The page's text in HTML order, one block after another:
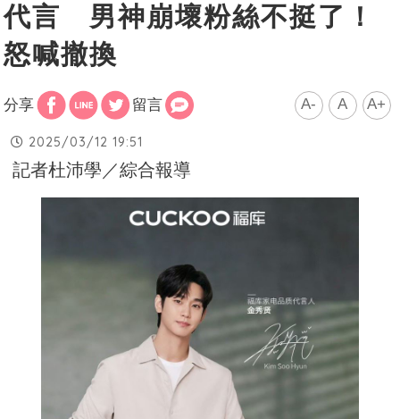
代言 男神崩壞粉絲不挺了！
怒喊撤換
分享 留言 A- A A+
2025/03/12 19:51
記者杜沛學／綜合報導